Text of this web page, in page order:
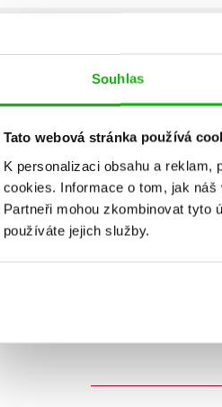
Souhlas
Tato webová stránka používá
K personalizaci obsahu a
cookies. Informace o tom, jak
Partneři mohou zkombinovat tyto
používáte jejich služby.
žádná